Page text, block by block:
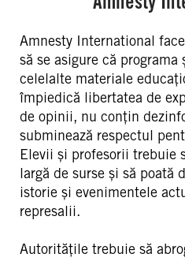
Amnesty International
să se asigure că
celelalte materiale
împiedică libertatea de
de opinii, nu conțin
subminează respectul
Elevii și profesorii trebuie
largă de surse și să poată
istorie și evenimentele
represalii.
Autoritățile trebuie să